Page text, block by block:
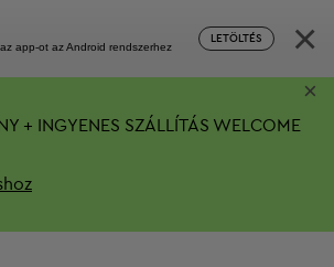
app-ot az Android rendszerhez
LETÖLTÉS ×
+ INGYENES SZÁLLÍTÁS WELCOME
×